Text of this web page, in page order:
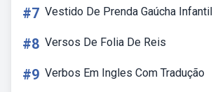
#7 Vestido De Prenda Gaúcha Infantil
#8 Versos De Folia De Reis
#9 Verbos Em Ingles Com Tradução